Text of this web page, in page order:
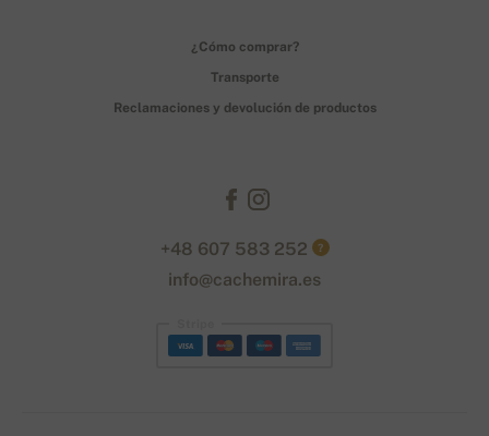
¿Cómo comprar?
Transporte
Reclamaciones y devolución de productos
+48 607 583 252 ?
info@cachemira.es